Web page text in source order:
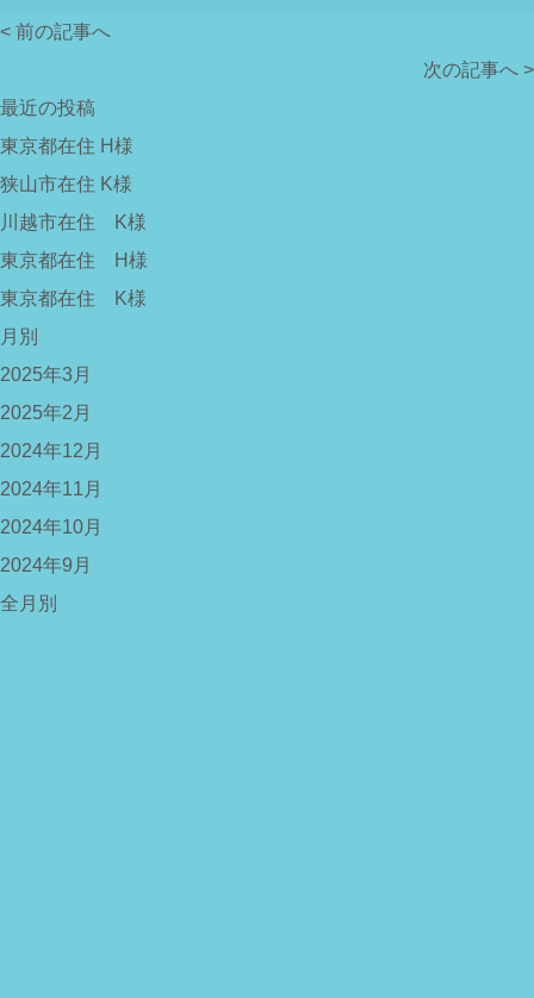
< 前の記事へ
次の記事へ >
最近の投稿
東京都在住 H様
狭山市在住 K様
川越市在住 K様
東京都在住 H様
東京都在住 K様
月別
2025年3月
2025年2月
2024年12月
2024年11月
2024年10月
2024年9月
全月別